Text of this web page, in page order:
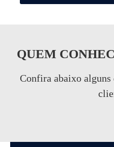
QUEM
Confira abaixo alguns